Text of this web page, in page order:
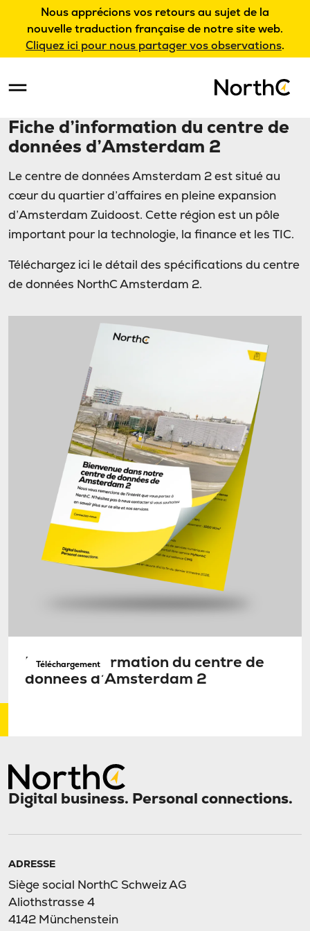
Nous apprécions vos retours au sujet de la
nouvelle traduction française de notre site web.
Cliquez ici pour nous partager vos observations.
Fiche d’information du centre de
données d’Amsterdam 2
Le centre de données Amsterdam 2 est situé au
cœur du quartier d’affaires en pleine expansion
d’Amsterdam Zuidoost. Cette région est un pôle
important pour la technologie, la finance et les TIC.
Téléchargez ici le détail des spécifications du centre
de données NorthC Amsterdam 2.
Téléchargement
Fiche d’information du centre de
données d’Amsterdam 2
Digital business. Personal connections.
ADRESSE
Siège social NorthC Schweiz AG
Aliothstrasse 4
4142 Münchenstein